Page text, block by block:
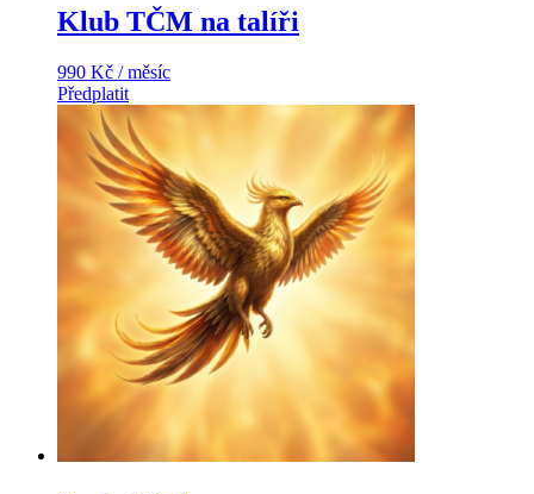
Klub TČM na talíři
990 Kč / měsíc
Předplatit